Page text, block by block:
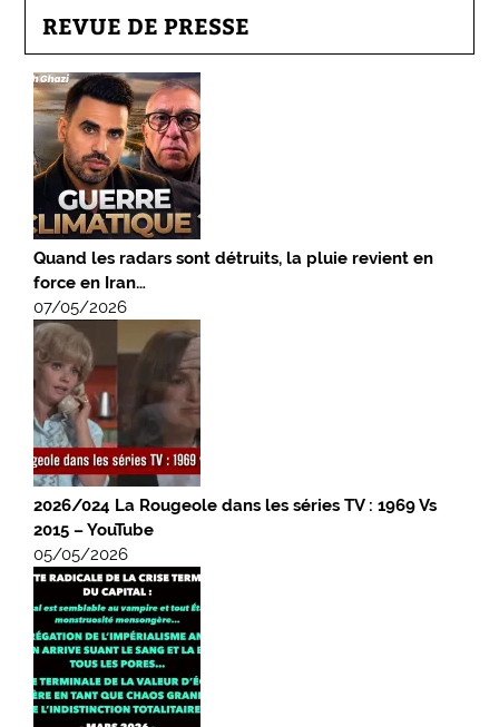
REVUE DE PRESSE
Quand les radars sont détruits, la pluie revient en
force en Iran…
07/05/2026
2026/024 La Rougeole dans les séries TV : 1969 Vs
2015 – YouTube
05/05/2026